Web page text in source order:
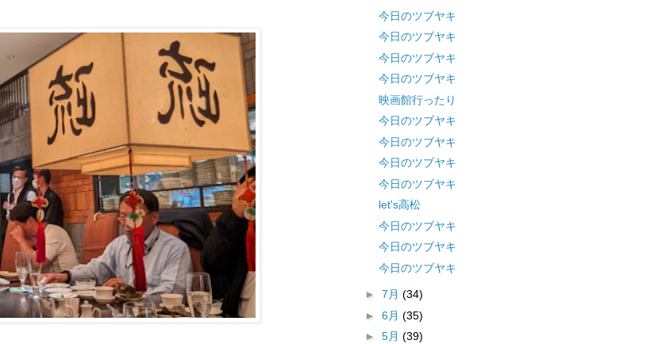
今日のツブヤキ
今日のツブヤキ
今日のツブヤキ
今日のツブヤキ
映画館行ったり
今日のツブヤキ
今日のツブヤキ
今日のツブヤキ
今日のツブヤキ
let's高松
今日のツブヤキ
今日のツブヤキ
今日のツブヤキ
► 7月 (34)
► 6月 (35)
► 5月 (39)